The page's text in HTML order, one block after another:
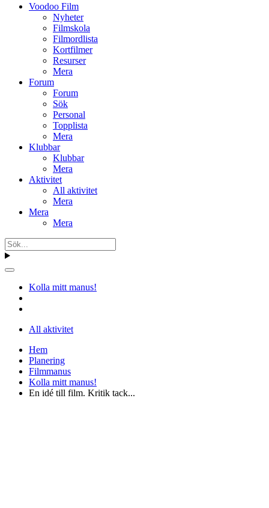
Voodoo Film
Nyheter
Filmskola
Filmordlista
Kortfilmer
Resurser
Mera
Forum
Forum
Sök
Personal
Topplista
Mera
Klubbar
Klubbar
Mera
Aktivitet
All aktivitet
Mera
Mera
Mera
Kolla mitt manus!
All aktivitet
Hem
Planering
Filmmanus
Kolla mitt manus!
En idé till film. Kritik tack...